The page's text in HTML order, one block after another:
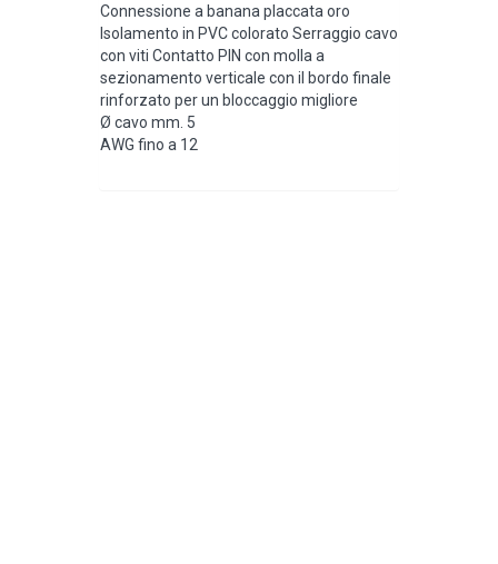
Connessione a banana placcata oro
Isolamento in PVC colorato Serraggio cavo
con viti Contatto PIN con molla a
sezionamento verticale con il bordo finale
rinforzato per un bloccaggio migliore
Ø cavo mm. 5
AWG fino a 12